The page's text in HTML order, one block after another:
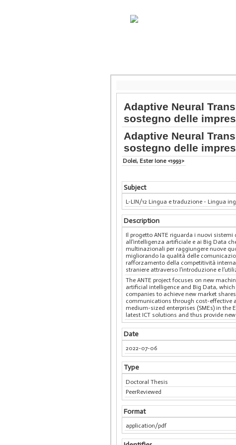
Adaptive Neural
sostegno delle
Adaptive Neural
sostegno delle
Dolei, Ester Ione <1993>
Subject
L-LIN/12 Lingua e traduzione - Lingua
Description
Il progetto ANTE riguarda i nuovi
all’intelligenza artificiale e ai Big Data
multinazionali per raggiungere nuove
migliorando la qualità delle
rafforzamento della competitività
straniere attraverso l’introduzione e
The ANTE project focuses on new
artificial intelligence and Big Data,
companies to achieve new market
communications through cost-effective
medium-sized enterprises (SMEs) in
latest ICT solutions and thus provide
Date
2022-07-06
Type
Doctoral Thesis
PeerReviewed
Format
application/pdf